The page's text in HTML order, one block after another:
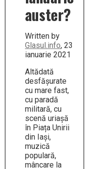
auster?
Written by
Glasul.info, 23
ianuarie 2021
Altădată
desfășurate
cu mare fast,
cu paradă
militară, cu
scenă uriașă
în Piața Unirii
din Iași,
muzică
populară,
mâncare la